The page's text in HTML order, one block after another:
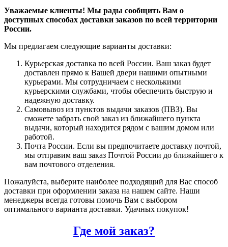
Уважаемые клиенты! Мы рады сообщить Вам о
доступных способах доставки заказов по всей территории
России.
Мы предлагаем следующие варианты доставки:
Курьерская доставка по всей России. Ваш заказ будет
доставлен прямо к Вашей двери нашими опытными
курьерами. Мы сотрудничаем с несколькими
курьерскими службами, чтобы обеспечить быструю и
надежную доставку.
Самовывоз из пунктов выдачи заказов (ПВЗ). Вы
сможете забрать свой заказ из ближайшего пункта
выдачи, который находится рядом с вашим домом или
работой.
Почта России. Если вы предпочитаете доставку почтой,
мы отправим ваш заказ Почтой России до ближайшего к
вам почтового отделения.
Пожалуйста, выберите наиболее подходящий для Вас способ
доставки при оформлении заказа на нашем сайте. Наши
менеджеры всегда готовы помочь Вам с выбором
оптимального варианта доставки. Удачных покупок!
Где мой заказ?